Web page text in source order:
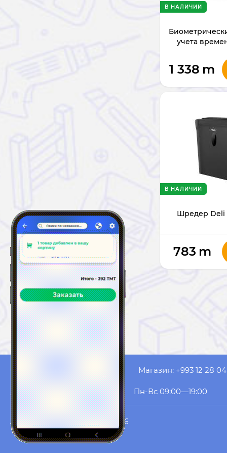
учета
В НАЛИЧИИ
1 338 m
Шредер Deli
В НАЛИЧИИ
783 m
Оператор: +993 61 53 20 99 Магазин: +993 12 28 04
akyol.website@gmail.com Пн-Вс 09:00—19:00
AK YOL COMPUTERS © 2026